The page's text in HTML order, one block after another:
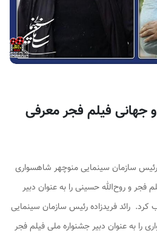
جهانی فیلم فجر معرفی
رئیس سازمان سینمایی منوچهر شاهسواری
فجر و روح‌الله حسینی را به عنوان دبیر
رائد فریدزاده رئیس سازمان سینمایی
را به عنوان دبیر جشنواره ملی فیلم فجر